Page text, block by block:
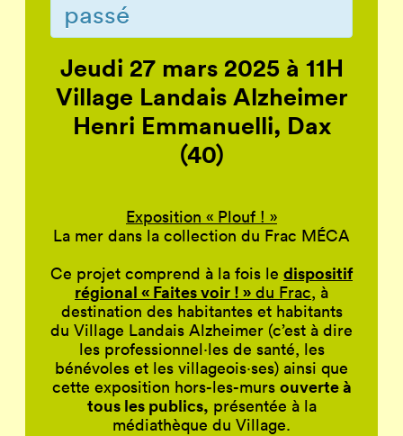
passé
Jeudi 27 mars 2025 à 11H
Village Landais Alzheimer
Henri Emmanuelli, Dax
(40)
Exposition « Plouf ! »
La mer dans la collection du Frac MÉCA
Ce projet comprend à la fois le dispositif
régional « Faites voir ! » du Frac, à
destination des habitantes et habitants
du Village Landais Alzheimer (c’est à dire
les professionnel·les de santé, les
bénévoles et les villageois·ses) ainsi que
cette exposition hors-les-murs ouverte à
tous les publics, présentée à la
médiathèque du Village.